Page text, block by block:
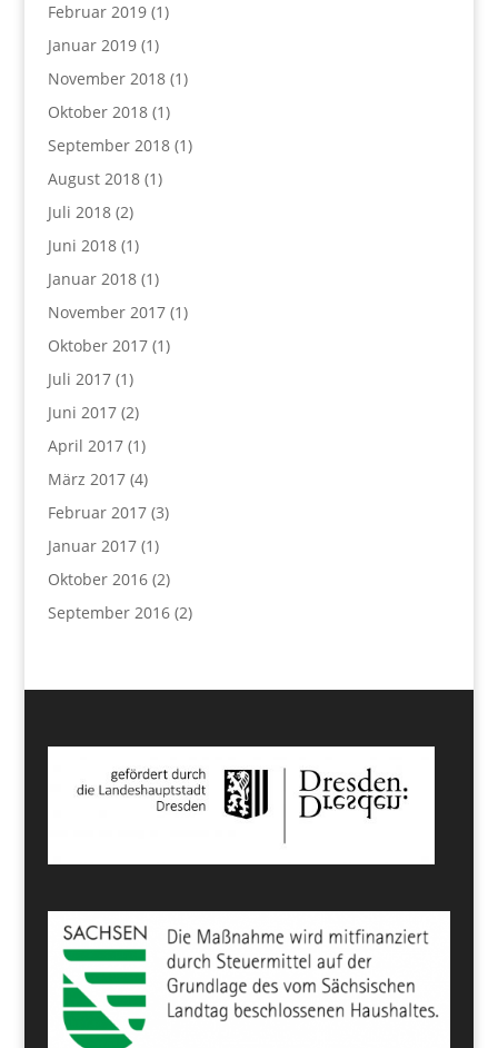
Februar 2019(1)
Januar 2019(1)
November 2018(1)
Oktober 2018(1)
September 2018(1)
August 2018(1)
Juli 2018(2)
Juni 2018(1)
Januar 2018(1)
November 2017(1)
Oktober 2017(1)
Juli 2017(1)
Juni 2017(2)
April 2017(1)
März 2017(4)
Februar 2017(3)
Januar 2017(1)
Oktober 2016(2)
September 2016(2)